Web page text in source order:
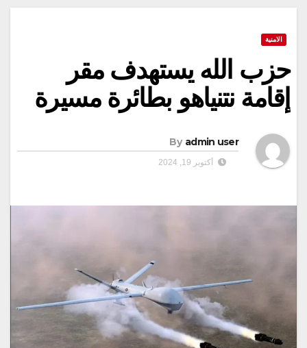
الامنية
حزب الله يستهدف مقر
إقامة نتنياهو بطائرة مسيرة
By admin user
أكتوبر 19, 2024